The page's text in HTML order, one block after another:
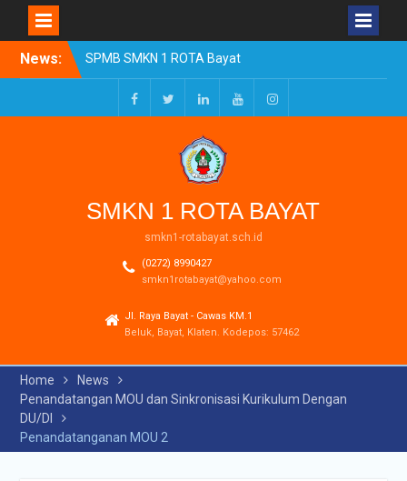
News:
SPMB SMKN 1 ROTA Bayat
Tahun Ajaran 2026/2027
Resmi Dibuka
Pengumuman Kelulusan
Tahun Ajaran 2025-2026
Realisasi Dana BOSP
Reguler Tahap 1 Tahun
FacebookTwitterLinkedInYoutubeInstagram
SMKN 1 ROTA BAYAT
smkn1-rotabayat.sch.id
(0272) 8990427
smkn1rotabayat@yahoo.com
Jl. Raya Bayat - Cawas KM.1
Beluk, Bayat, Klaten. Kodepos: 57462
Home
News
Penandatangan MOU dan Sinkronisasi Kurikulum Dengan
DU/DI
Penandatanganan MOU 2